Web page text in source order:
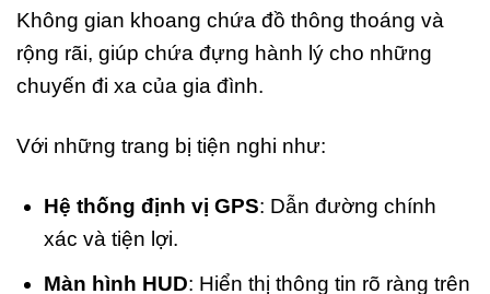
Không gian khoang chứa đồ thông thoáng và
rộng rãi, giúp chứa đựng hành lý cho những
chuyến đi xa của gia đình.
Với những trang bị tiện nghi như:
Hệ thống định vị GPS: Dẫn đường chính
xác và tiện lợi.
Màn hình HUD: Hiển thị thông tin rõ ràng trên